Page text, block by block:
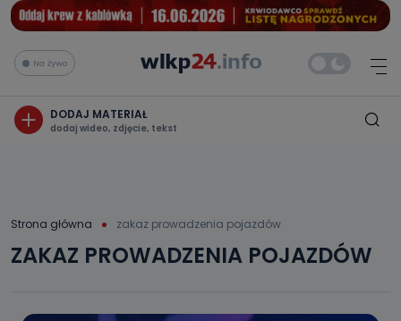
Na żywo
DODAJ MATERIAŁ
dodaj wideo, zdjęcie, tekst
Strona główna zakaz prowadzenia pojazdów
ZAKAZ PROWADZENIA POJAZDÓW